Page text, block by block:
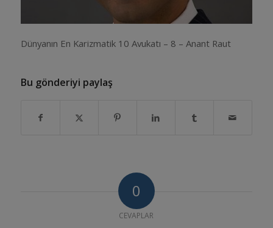
Dünyanın En Karizmatik 10 Avukatı – 8 – Anant Raut
Bu gönderiyi paylaş
0
CEVAPLAR